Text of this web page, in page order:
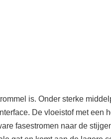
is. Onder sterke
De vloeistof met een
fasestromen naar de